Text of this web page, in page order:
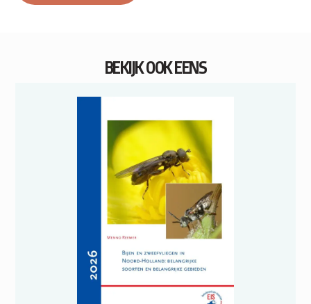
BEKIJK OOK EENS